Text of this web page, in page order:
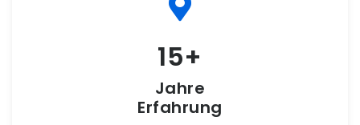
15
Jahre
Erfahrung